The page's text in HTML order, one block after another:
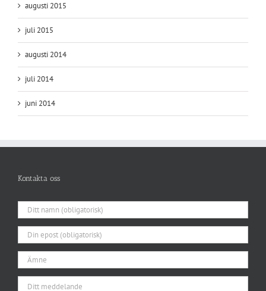
augusti 2015
juli 2015
augusti 2014
juli 2014
juni 2014
Kontakta oss